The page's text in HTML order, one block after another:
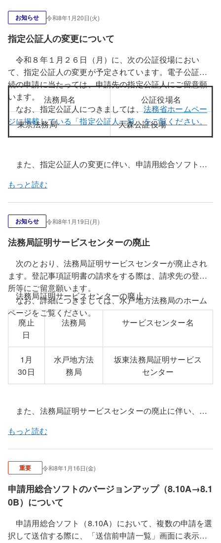
が反映された指定公証人ファイルに更新することができ
ます。
更新方法については、こちらをご覧ください。
お知らせ 令和8年1月20日(火)
指定公証人の変更について
令和８年１月２６日（月）に、次の公証役場におい
て、指定公証人の変更が予定されています。電子公証手
続の申請に当たっては、申請先の指定公証人にご留意願
います。
なお、指定公証人につきましては、法務省ホームペー
ジに掲載している「指定公証人一覧」をご覧ください。
法務局名 公証役場名
東京法務局 大森公証役場
また、指定公証人の変更に伴い、申請用総合ソフトの
６日（月）午前８時３０分以降に申請用総合ソフトを起
動すると、上記公証役場における指定公証人の変更情報
が反映された指定公証人ファイルに更新することができ
ます。
更新方法については、こちらをご覧ください。
もっと読む
お知らせ 令和8年1月19日(月)
法務局証明サービスセンターの廃止
次のとおり、法務局証明サービスセンターが廃止され
ます。登記事項証明書の請求をする際は、請求先の登記
所等にご留意願います。
なお、詳細につきましては、水戸地方法務局のホーム
ページをご覧ください。
法務局証明サービスセンターの廃止
廃止
日
法務局 サービスセンター名
1月
30日
水戸地方法
務局
坂東法務局証明サービス
センター
また、法務局証明サービスセンターの廃止に伴い、申
す。１月３０日（金）午後１０時以降に申請用総合ソフ
トを起動すると、当該変更を反映させた登記所情報ファ
イルに更新することができます。
更新方法については、こちらをご覧ください。
もっと読む
重要 令和8年1月16日(金)
申請用総合ソフトのバージョンアップ（8.10A→8.1
0B）について
申請用総合ソフト（8.10A）において、複数の申請を選
択して送信する際に、「送信前申請一覧」画面に表示す